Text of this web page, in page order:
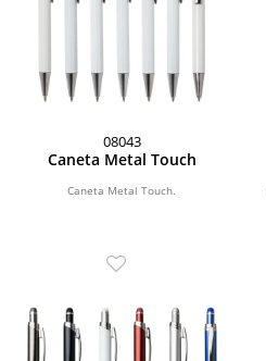
08043
Caneta Metal Touch
Caneta Metal Touch.